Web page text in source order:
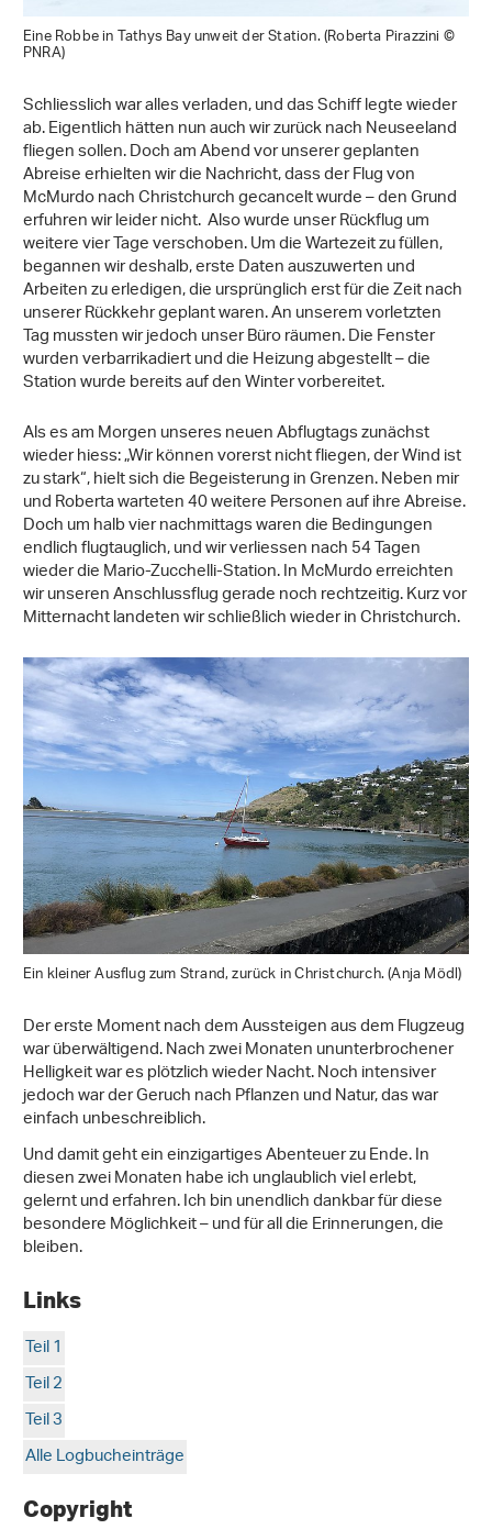
Eine Robbe in Tathys Bay unweit der Station. (Roberta Pirazzini ©
PNRA)
Schliesslich war alles verladen, und das Schiff legte wieder
ab. Eigentlich hätten nun auch wir zurück nach Neuseeland
fliegen sollen. Doch am Abend vor unserer geplanten
Abreise erhielten wir die Nachricht, dass der Flug von
McMurdo nach Christchurch gecancelt wurde – den Grund
erfuhren wir leider nicht. Also wurde unser Rückflug um
weitere vier Tage verschoben. Um die Wartezeit zu füllen,
begannen wir deshalb, erste Daten auszuwerten und
Arbeiten zu erledigen, die ursprünglich erst für die Zeit nach
unserer Rückkehr geplant waren. An unserem vorletzten
Tag mussten wir jedoch unser Büro räumen. Die Fenster
wurden verbarrikadiert und die Heizung abgestellt – die
Station wurde bereits auf den Winter vorbereitet.
Als es am Morgen unseres neuen Abflugtags zunächst
wieder hiess: „Wir können vorerst nicht fliegen, der Wind ist
zu stark“, hielt sich die Begeisterung in Grenzen. Neben mir
und Roberta warteten 40 weitere Personen auf ihre Abreise.
Doch um halb vier nachmittags waren die Bedingungen
endlich flugtauglich, und wir verliessen nach 54 Tagen
wieder die Mario-Zucchelli-Station. In McMurdo erreichten
wir unseren Anschlussflug gerade noch rechtzeitig. Kurz vor
Mitternacht landeten wir schließlich wieder in Christchurch.
Ein kleiner Ausflug zum Strand, zurück in Christchurch. (Anja Mödl)
Der erste Moment nach dem Aussteigen aus dem Flugzeug
war überwältigend. Nach zwei Monaten ununterbrochener
Helligkeit war es plötzlich wieder Nacht. Noch intensiver
jedoch war der Geruch nach Pflanzen und Natur, das war
einfach unbeschreiblich.
Und damit geht ein einzigartiges Abenteuer zu Ende. In
diesen zwei Monaten habe ich unglaublich viel erlebt,
gelernt und erfahren. Ich bin unendlich dankbar für diese
besondere Möglichkeit – und für all die Erinnerungen, die
bleiben.
Links
Teil 1
Teil 2
Teil 3
Alle Logbucheinträge
Copyright